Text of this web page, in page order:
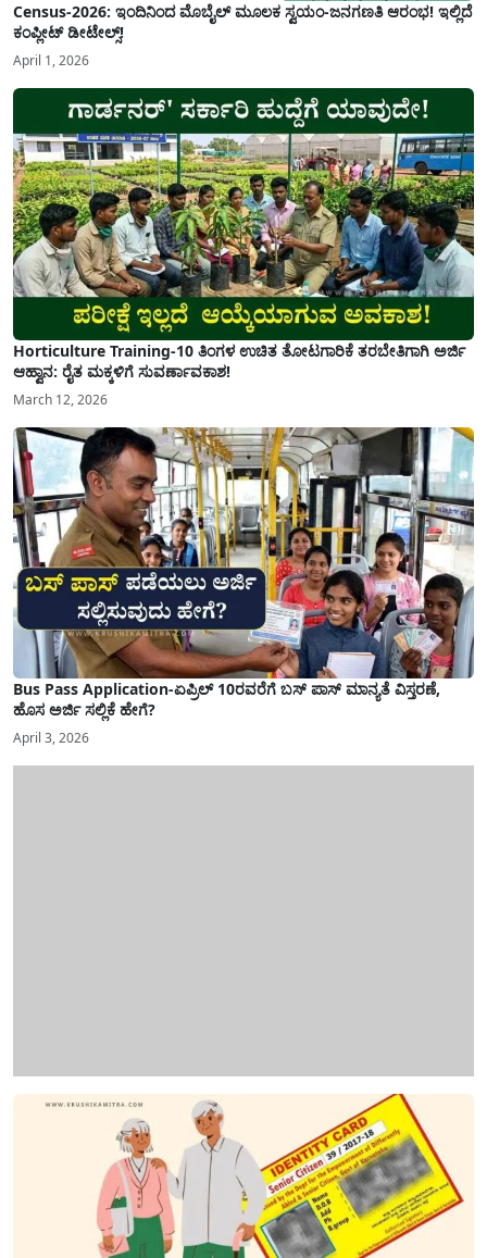
Census-2026: ಇಂದಿನಿಂದ ಮೊಬೈಲ್ ಮೂಲಕ ಸ್ವಯಂ-ಜನಗಣತಿ ಆರಂಭ! ಇಲ್ಲಿದೆ
ಕಂಪ್ಲೀಟ್ ಡೀಟೇಲ್ಸ್!
April 1, 2026
Horticulture Training-10 ತಿಂಗಳ ಉಚಿತ ತೋಟಗಾರಿಕೆ ತರಬೇತಿಗಾಗಿ ಅರ್ಜಿ
ಆಹ್ವಾನ: ರೈತ ಮಕ್ಕಳಿಗೆ ಸುವರ್ಣಾವಕಾಶ!
March 12, 2026
Bus Pass Application-ಏಪ್ರಿಲ್ 10ರವರೆಗೆ ಬಸ್ ಪಾಸ್ ಮಾನ್ಯತೆ ವಿಸ್ತರಣೆ,
ಹೊಸ ಅರ್ಜಿ ಸಲ್ಲಿಕೆ ಹೇಗೆ?
April 3, 2026